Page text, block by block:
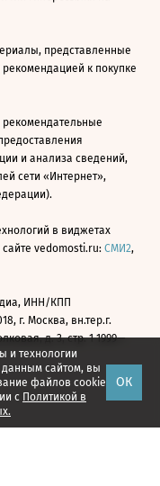
и технологии
данным сайтом, вы
файлов cookie
с Политикой в
ОК
представленные
к покупке
и анализа сведений,
сети «Интернет»,
в виджетах
vedomosti.ru: СМИ2,
ИНН/КПП
г. Москва, вн.тер.г.
д. 3, стр. 1 1999—